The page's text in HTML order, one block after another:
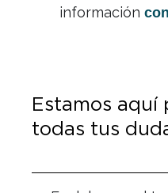
información
Estamos aquí
todas tus